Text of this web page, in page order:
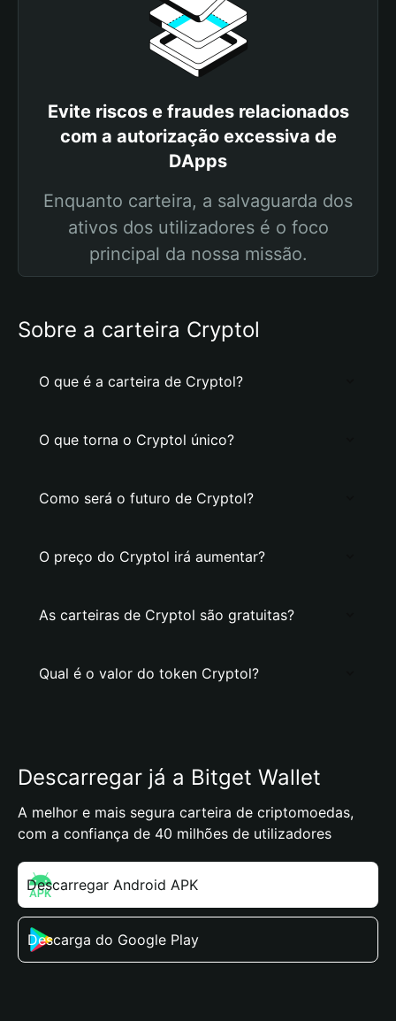
Evite riscos e fraudes relacionados
com a autorização excessiva de
DApps
Enquanto carteira, a salvaguarda dos
ativos dos utilizadores é o foco
principal da nossa missão.
Sobre a carteira Cryptol
O que é a carteira de Cryptol?
O que torna o Cryptol único?
Como será o futuro de Cryptol?
O preço do Cryptol irá aumentar?
As carteiras de Cryptol são gratuitas?
Qual é o valor do token Cryptol?
Descarregar já a Bitget Wallet
A melhor e mais segura carteira de criptomoedas,
com a confiança de 40 milhões de utilizadores
Descarregar Android APK
Descarga do Google Play